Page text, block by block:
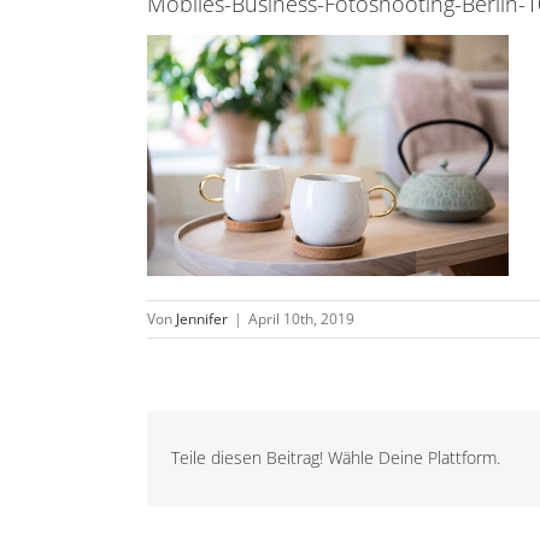
Von Jennifer | April 10th, 2019
Teile diesen Beitrag! Wähle Deine Plattform.